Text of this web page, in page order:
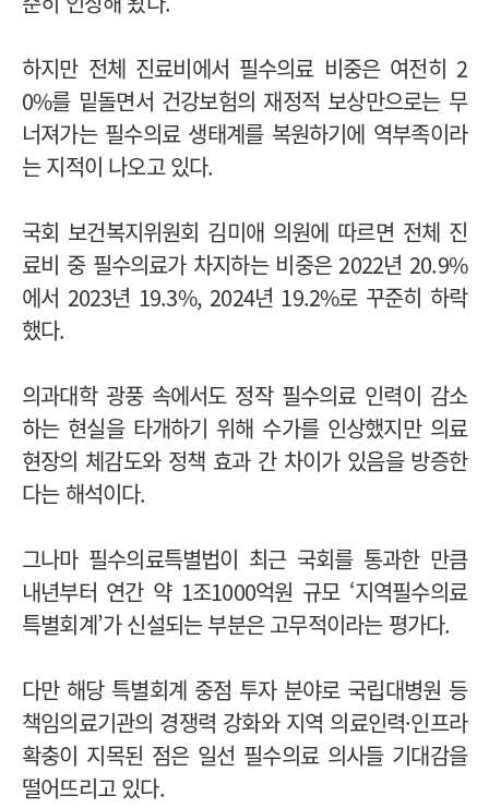
하지만 전체 진료비에서 필수의료 비중은 여전히 2
0%를 밑돌면서 건강보험의 재정적 보상만으로는 무
너져가는 필수의료 생태계를 복원하기에 역부족이라
는 지적이 나오고 있다.
국회 보건복지위원회 김미애 의원에 따르면 전체 진
료비 중 필수의료가 차지하는 비중은 2022년 20.9%
에서 2023년 19.3%, 2024년 19.2%로 꾸준히 하락
했다.
의과대학 광풍 속에서도 정작 필수의료 인력이 감소
하는 현실을 타개하기 위해 수가를 인상했지만 의료
현장의 체감도와 정책 효과 간 차이가 있음을 방증한
다는 해석이다.
그나마 필수의료특별법이 최근 국회를 통과한 만큼
내년부터 연간 약 1조1000억원 규모 ‘지역필수의료
특별회계’가 신설되는 부분은 고무적이라는 평가다.
다만 해당 특별회계 중점 투자 분야로 국립대병원 등
책임의료기관의 경쟁력 강화와 지역 의료인력·인프라
확충이 지목된 점은 일선 필수의료 의사들 기대감을
떨어뜨리고 있다.